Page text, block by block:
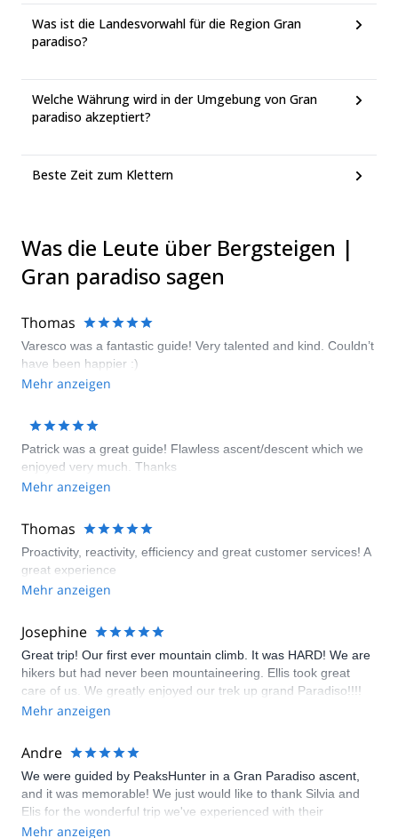
Was ist die Landesvorwahl für die Region Gran
paradiso?
Welche Währung wird in der Umgebung von Gran
paradiso akzeptiert?
Beste Zeit zum Klettern
Was die Leute über Bergsteigen |
Gran paradiso sagen
Thomas
Varesco was a fantastic guide! Very talented and kind. Couldn’t
have been happier :)
Mehr anzeigen
Patrick was a great guide! Flawless ascent/descent which we
enjoyed very much. Thanks
Mehr anzeigen
Thomas
Proactivity, reactivity, efficiency and great customer services! A
great experience
Mehr anzeigen
Josephine
Great trip! Our first ever mountain climb. It was HARD! We are
hikers but had never been mountaineering. Ellis took great
care of us. We greatly enjoyed our trek up grand Paradiso!!!!
Mehr anzeigen
Andre
We were guided by PeaksHunter in a Gran Paradiso ascent,
and it was memorable! We just would like to thank Silvia and
Elis for the wonderful trip we've experienced with their
guidance. The communication and organization before and
Mehr anzeigen